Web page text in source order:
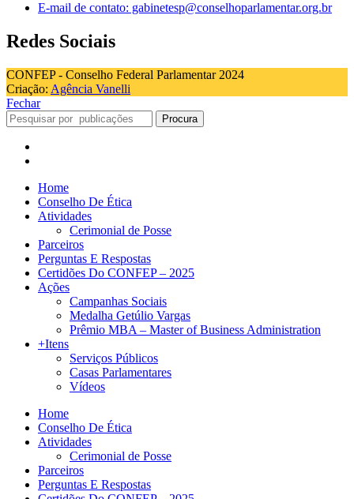
E-mail de contato: gabinetesp@conselhoparlamentar.org.br
Redes Sociais
CONFEP - Conselho Federal Parlamentar 2024
Criação: Agência Vanelli
Fechar
Procura
Home
Conselho De Ética
Atividades
Cerimonial de Posse
Parceiros
Perguntas E Respostas
Certidões Do CONFEP – 2025
Ações
Campanhas Sociais
Medalha Getúlio Vargas
Prêmio MBA – Master of Business Administration
+Itens
Serviços Públicos
Casas Parlamentares
Vídeos
Home
Conselho De Ética
Atividades
Cerimonial de Posse
Parceiros
Perguntas E Respostas